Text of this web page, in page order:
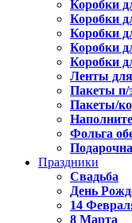
Коробки
Коробки
Коробки
Коробки
Коробки
Ленты
Пакеты п/
Пакеты/
Фольга
Праздники
Свадьба
День
14
8 Марта